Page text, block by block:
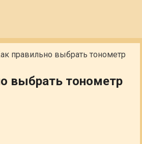
правильно выбрать тонометр
выбрать тонометр